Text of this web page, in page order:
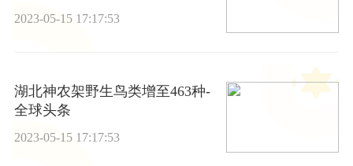
2023-05-15 17:17:53
湖北神农架野生鸟类增至463种-
全球头条
2023-05-15 17:17:53